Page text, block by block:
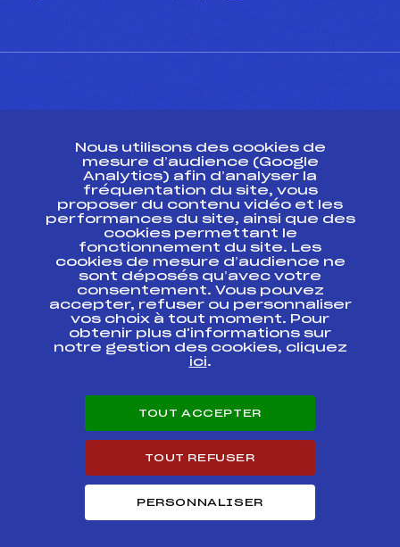
ESPACE PRESSE
Ressources
Pass’Neige
Projet sportif fédéral
Projet de performance fédéral
Antidopage
Pôle Développement, Formation, Suivi
Scientifique
Listes ministérielles
Pôle vie de l’athlète
Carrières
Nous utilisons des cookies de
mesure d’audience (Google
Analytics) afin d’analyser la
fréquentation du site, vous
proposer du contenu vidéo et les
performances du site, ainsi que des
cookies permettant le
fonctionnement du site. Les
cookies de mesure d’audience ne
sont déposés qu’avec votre
consentement. Vous pouvez
accepter, refuser ou personnaliser
vos choix à tout moment. Pour
obtenir plus d'informations sur
notre gestion des cookies, cliquez
ici.
TOUT ACCEPTER
TOUT REFUSER
PERSONNALISER